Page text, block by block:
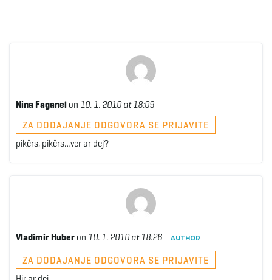
Nina Faganel on 10. 1. 2010 at 18:09
ZA DODAJANJE ODGOVORA SE PRIJAVITE
pikčrs, pikčrs…ver ar dej?
Vladimir Huber on 10. 1. 2010 at 18:26 AUTHOR
ZA DODAJANJE ODGOVORA SE PRIJAVITE